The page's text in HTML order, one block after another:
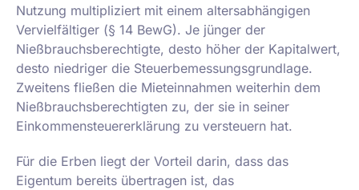
Nutzung multipliziert mit einem altersabhängigen
Vervielfältiger (§ 14 BewG). Je jünger der
Nießbrauchsberechtigte, desto höher der Kapitalwert,
desto niedriger die Steuerbemessungsgrundlage.
Zweitens fließen die Mieteinnahmen weiterhin dem
Nießbrauchsberechtigten zu, der sie in seiner
Einkommensteuererklärung zu versteuern hat.
Für die Erben liegt der Vorteil darin, dass das
Eigentum bereits übertragen ist, das